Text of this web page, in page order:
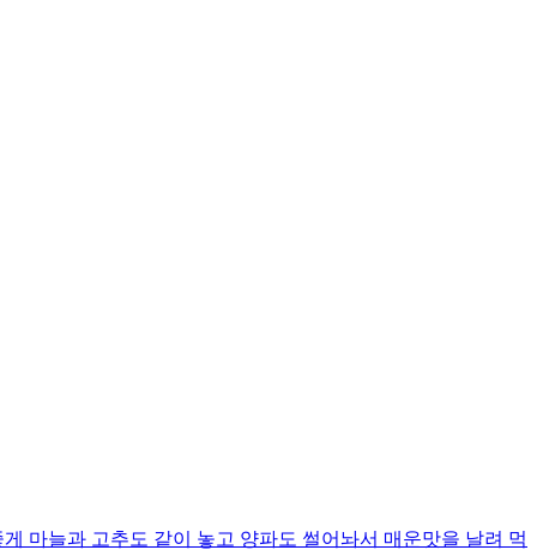
마늘과 고추도 같이 놓고 양파도 썰어놔서 매운맛을 날려 먹